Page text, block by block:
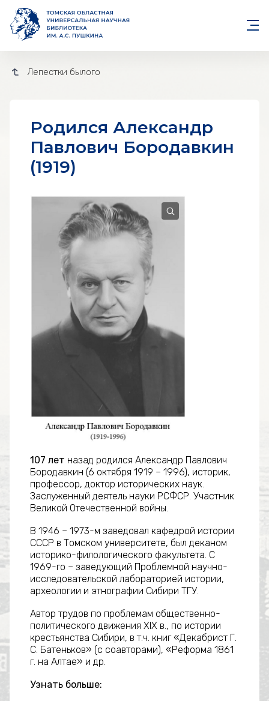
Лепестки былого
родился Александр
Павлович Бородавкин
(1919)
107 лет назад родился Александр Павлович
Бородавкин (6 октября 1919 – 1996), историк,
профессор, доктор исторических наук.
Заслуженный деятель науки РСФСР. Участник
Великой Отечественной войны.
В 1946 – 1973-м заведовал кафедрой истории
СССР в Томском университете, был деканом
историко-филологического факультета. С
1969-го – заведующий Проблемной научно-
исследовательской лабораторией истории,
археологии и этнографии Сибири ТГУ.
Автор трудов по проблемам общественно-
политического движения XIX в., по истории
крестьянства Сибири, в т.ч. книг «Декабрист Г.
С. Батеньков» (с соавторами), «Реформа 1861
г. на Алтае» и др.
Узнать больше: